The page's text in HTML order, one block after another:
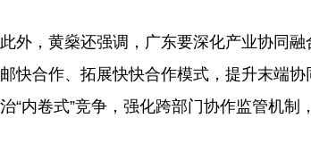
此外，黄燊还强调，广东要深化产业协同
邮快合作、拓展快快合作模式，提升末端
治“内卷式”竞争，强化跨部门协作监管机制